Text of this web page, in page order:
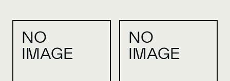
NO
IMAGE
NO
IMAGE